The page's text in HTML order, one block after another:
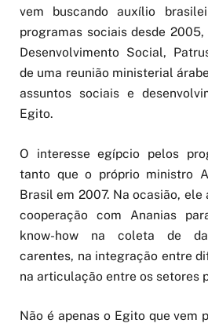
vem buscando auxílio
programas sociais desde
Desenvolvimento Social,
de uma reunião ministerial
assuntos sociais e
Egito.
O interesse egípcio pelos
tanto que o próprio ministro
Brasil em 2007. Na ocasião, ele
cooperação com Ananias
know-how na coleta de
carentes, na integração entre
na articulação entre os setores
Não é apenas o Egito que vem